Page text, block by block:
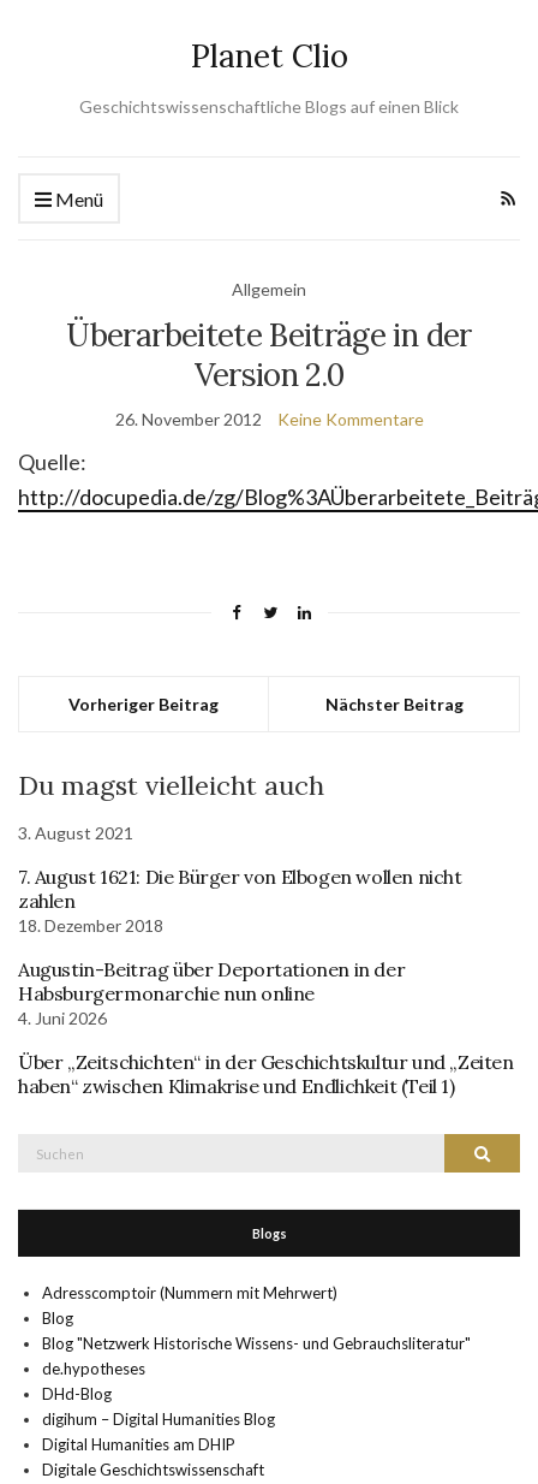
Planet Clio
Geschichtswissenschaftliche Blogs auf einen Blick
Menü
Allgemein
Überarbeitete Beiträge in der
Version 2.0
26. November 2012 Keine Kommentare
Quelle:
http://docupedia.de/zg/
Vorheriger Beitrag Nächster Beitrag
Du magst vielleicht auch
3. August 2021
7. August 1621: Die Bürger von Elbogen wollen nicht
zahlen
18. Dezember 2018
Augustin-Beitrag über Deportationen in der
Habsburgermonarchie nun online
4. Juni 2026
Über „Zeitschichten“ in der Geschichtskultur und „Zeiten
haben“ zwischen Klimakrise und Endlichkeit (Teil 1)
Suchen
Blogs
Adresscomptoir (Nummern mit Mehrwert)
Blog
Blog "Netzwerk Historische Wissens- und Gebrauchsliteratur"
de.hypotheses
DHd-Blog
digihum – Digital Humanities Blog
Digital Humanities am DHIP
Digitale Geschichtswissenschaft